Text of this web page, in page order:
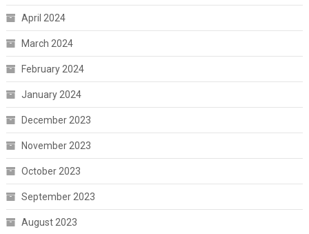
April 2024
March 2024
February 2024
January 2024
December 2023
November 2023
October 2023
September 2023
August 2023